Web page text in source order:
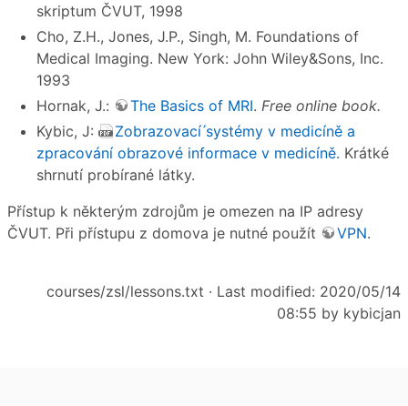
skriptum ČVUT, 1998
Cho, Z.H., Jones, J.P., Singh, M. Foundations of
Medical Imaging. New York: John Wiley&Sons, Inc.
1993
Hornak, J.:
The Basics of MRI. Free online book.
Kybic, J:
Zobrazovací ́systémy v medicíně a
zpracování obrazové informace v medicíně. Krátké
shrnutí probírané látky.
Přístup k některým zdrojům je omezen na IP adresy
ČVUT. Při přístupu z domova je nutné použít
VPN.
courses/zsl/lessons.txt · Last modified: 2020/05/14
08:55 by kybicjan